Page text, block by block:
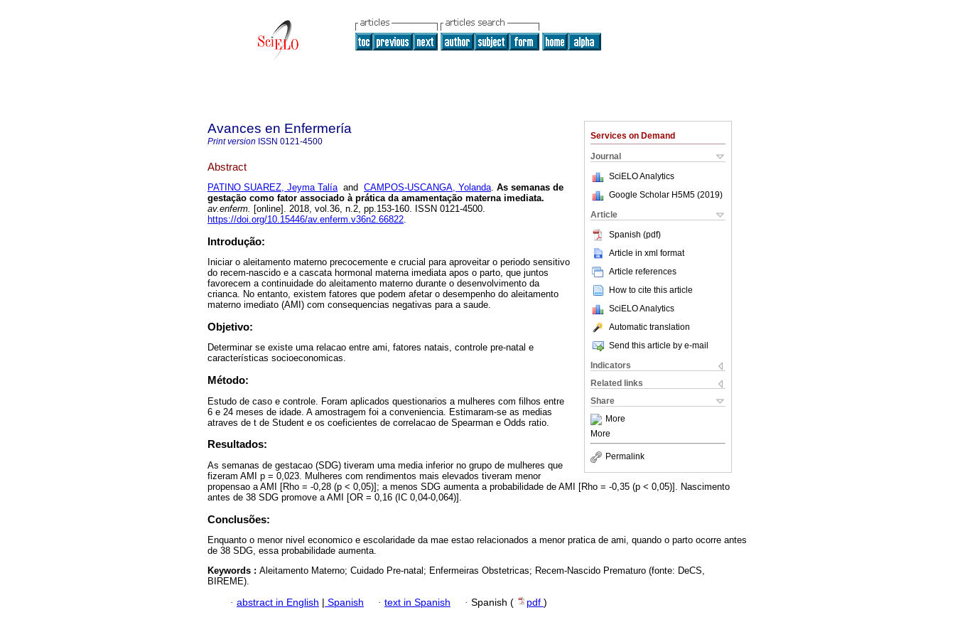
Services on Demand
Journal
SciELO Analytics
Google Scholar H5M5 (2019)
Article
Spanish (pdf)
Article in xml format
Article references
How to cite this article
SciELO Analytics
Automatic translation
Send this article by e-mail
Indicators
Related links
Share
More
More
Permalink
Avances en Enfermería
Print version ISSN 0121-4500
Abstract
PATINO SUAREZ, Jeyma Talíaand CAMPOS-USCANGA, Yolanda. As semanas de
gestação como fator associado à prática da amamentação materna imediata.
av.enferm. [online]. 2018, vol.36, n.2, pp.153-160. ISSN 0121-4500.
https://doi.org/10.15446/av.enferm.v36n2.66822.
Introdução:
Iniciar o aleitamento materno precocemente e crucial para aproveitar o periodo sensitivo
do recem-nascido e a cascata hormonal materna imediata apos o parto, que juntos
favorecem a continuidade do aleitamento materno durante o desenvolvimento da
crianca. No entanto, existem fatores que podem afetar o desempenho do aleitamento
materno imediato (AMI) com consequencias negativas para a saude.
Objetivo:
Determinar se existe uma relacao entre ami, fatores natais, controle pre-natal e
características socioeconomicas.
Método:
Estudo de caso e controle. Foram aplicados questionarios a mulheres com filhos entre
6 e 24 meses de idade. A amostragem foi a conveniencia. Estimaram-se as medias
atraves de t de Student e os coeficientes de correlacao de Spearman e Odds ratio.
Resultados:
As semanas de gestacao (SDG) tiveram uma media inferior no grupo de mulheres que
fizeram AMI p = 0,023. Mulheres com rendimentos mais elevados tiveram menor
propensao a AMI [Rho = -0,28 (p < 0,05)]; a menos SDG aumenta a probabilidade de AMI [Rho = -0,35 (p < 0,05)]. Nascimento
antes de 38 SDG promove a AMI [OR = 0,16 (IC 0,04-0,064)].
Conclusões:
Enquanto o menor nivel economico e escolaridade da mae estao relacionados a menor pratica de ami, quando o parto ocorre antes
de 38 SDG, essa probabilidade aumenta.
Keywords : Aleitamento Materno; Cuidado Pre-natal; Enfermeiras Obstetricas; Recem-Nascido Prematuro (fonte: DeCS,
BIREME).
· abstract in English Spanish · text in Spanish · Spanish ( pdf )